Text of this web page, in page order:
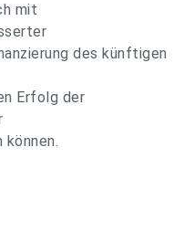
mit
des künftigen
Erfolg der